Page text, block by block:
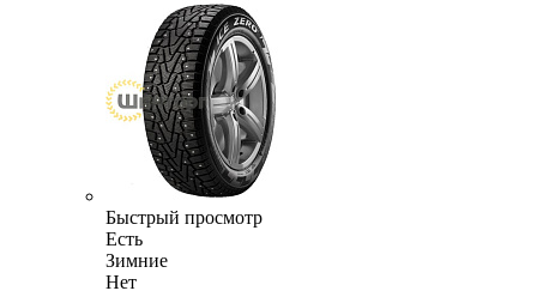
Быстрый просмотр
Есть
Зимние
Нет